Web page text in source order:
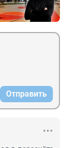
Отправить